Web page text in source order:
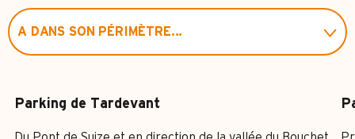
A DANS SON PÉRIMÈTRE...
Parking de Tardevant